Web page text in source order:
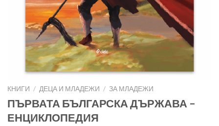
КНИГИ / ДЕЦА И МЛАДЕЖИ / ЗА МЛАДЕЖИ
ПЪРВАТА БЪЛГАРСКА ДЪРЖАВА –
ЕНЦИКЛОПЕДИЯ